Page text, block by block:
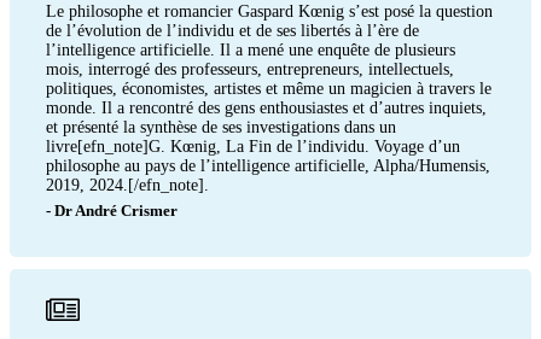
Le philosophe et romancier Gaspard Kœnig s’est posé la question
de l’évolution de l’individu et de ses libertés à l’ère de
l’intelligence artificielle. Il a mené une enquête de plusieurs
mois, interrogé des professeurs, entrepreneurs, intellectuels,
politiques, économistes, artistes et même un magicien à travers le
monde. Il a rencontré des gens enthousiastes et d’autres inquiets,
et présenté la synthèse de ses investigations dans un
livre[efn_note]G. Kœnig, La Fin de l’individu. Voyage d’un
philosophe au pays de l’intelligence artificielle, Alpha/Humensis,
2019, 2024.[/efn_note].
- Dr André Crismer